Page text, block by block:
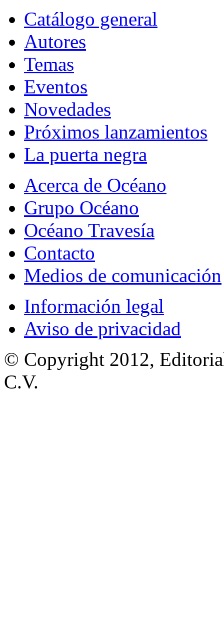
Catálogo general
Autores
Temas
Eventos
Novedades
Próximos lanzamientos
La puerta negra
Acerca de Océano
Grupo Océano
Océano Travesía
Contacto
Medios de comunicación
Información legal
Aviso de privacidad
© Copyright 2012,
C.V.